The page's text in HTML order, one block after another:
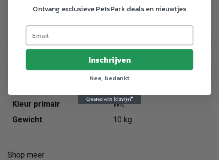
Specificaties
8714162002056
Dier
Aquarium
Kleur primair
Wit
Gewicht
10 kg
Shop meer
Ontvang exclusieve PetsPark deals en nieuwtjes
Inschrijven
Nee, bedankt